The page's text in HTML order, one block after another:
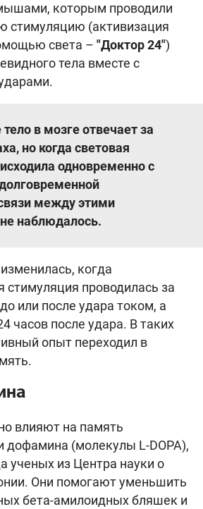
которым проводили
стимуляцию (активизация
света – "Доктор 24")
тела вместе с
в мозге отвечает за
но когда световая
одновременно с
между этими
наблюдалось.
когда
стимуляция проводилась за
или после удара током, а
часов после удара. В таких
опыт переходил в
влияют на память
дофамина (молекулы L-DOPA),
ученых из Центра науки о
Они помогают уменьшить
бета-амилоидных бляшек и